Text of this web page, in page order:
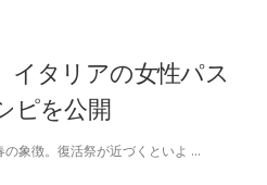
タリアの女性パス
ピを公開
象徴。復活祭が近づくといよ …